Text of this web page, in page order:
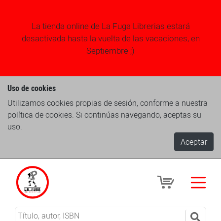
La tienda online de La Fuga Librerias estará
desactivada hasta la vuelta de las vacaciones, en
Septiembre ;)
Uso de cookies
Utilizamos cookies propias de sesión, conforme a nuestra
política de cookies. Si continúas navegando, aceptas su
uso.
Aceptar